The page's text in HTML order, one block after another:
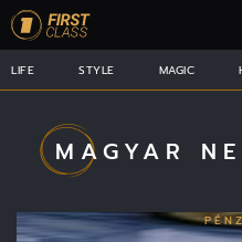
LIFE STYLE MAGIC
MAGYAR
PÉNZ